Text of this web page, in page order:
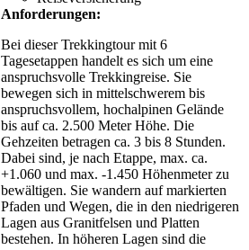
Anforderungen:
Bei dieser Trekkingtour mit 6
Tagesetappen handelt es sich um eine
anspruchsvolle Trekkingreise. Sie
bewegen sich in mittelschwerem bis
anspruchsvollem, hochalpinen Gelände
bis auf ca. 2.500 Meter Höhe. Die
Gehzeiten betragen ca. 3 bis 8 Stunden.
Dabei sind, je nach Etappe, max. ca.
+1.060 und max. -1.450 Höhenmeter zu
bewältigen. Sie wandern auf markierten
Pfaden und Wegen, die in den niedrigeren
Lagen aus Granitfelsen und Platten
bestehen. In höheren Lagen sind die